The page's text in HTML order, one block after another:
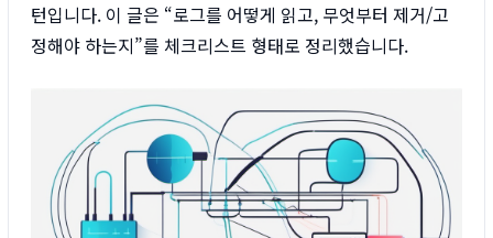
턴입니다. 이 글은 “로그를 어떻게 읽고, 무엇부터 제거/고
정해야 하는지”를 체크리스트 형태로 정리했습니다.